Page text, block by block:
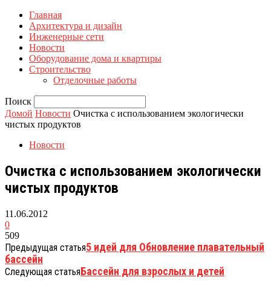
Главная
Архитектура и дизайн
Инженерные сети
Новости
Оборудование дома и квартиры
Строительство
Отделочные работы
Поиск
Домой Новости Очистка с использованием экологически
чистых продуктов
Новости
Очистка с использованием экологически
чистых продуктов
11.06.2012
0
509
Предыдущая статья5 идей для Обновление плавательный
бассейн
Следующая статьяБассейн для взрослых и детей